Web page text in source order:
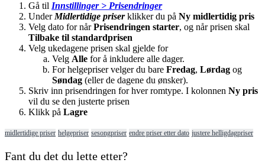
Gå til Innstillinger > Prisendringer
Under Midlertidige priser klikker du på Ny midlertidig pris
Velg dato for når Prisendringen starter, og når prisen skal
Tilbake til standardprisen
Velg ukedagene prisen skal gjelde for
Velg Alle for å inkludere alle dager.
For helgepriser velger du bare Fredag, Lørdag og
Søndag (eller de dagene du ønsker).
Skriv inn prisendringen for hver romtype. I kolonnen Ny pris
vil du se den justerte prisen
Klikk på Lagre
midlertidige priser helgepriser sesongpriser endre priser etter dato justere helligdagpriser
Fant du det du lette etter?